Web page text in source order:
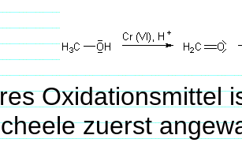
Oxidationsmittel
zuerst